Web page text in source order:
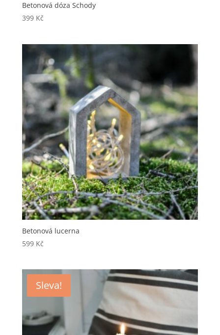
Betonová dóza Schody
399 Kč
Betonová lucerna
599 Kč
Sleva!